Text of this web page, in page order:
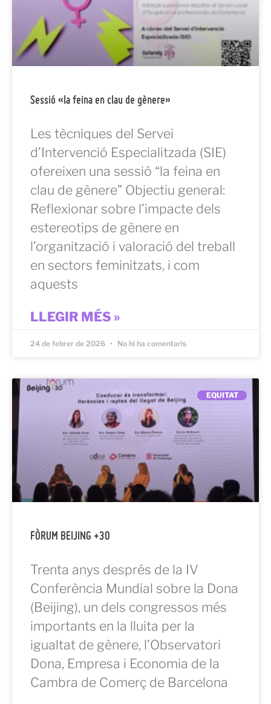
Sessió «la feina en clau de gènere»
Les tècniques del Servei
d’Intervenció Especialitzada (SIE)
ofereixen una sessió “la feina en
clau de gènere” Objectiu general:
Reflexionar sobre l’impacte dels
estereotips de gènere en
l’organització i valoració del treball
en sectors feminitzats, i com
aquests
LLEGIR MÉS »
24 de febrer de 2026 No hi ha comentaris
EQUITAT
FÒRUM BEIJING +30
Trenta anys després de la IV
Conferència Mundial sobre la Dona
(Beijing), un dels congressos més
importants en la lluita per la
igualtat de gènere, l’Observatori
Dona, Empresa i Economia de la
Cambra de Comerç de Barcelona